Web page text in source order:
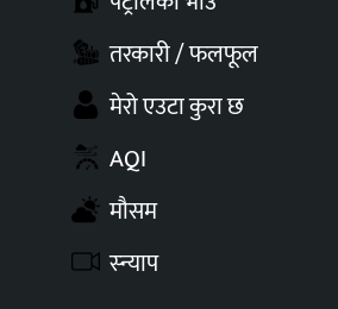
तरकारी / फलफूल
मेरो एउटा कुरा छ
AQI
मौसम
स्न्याप